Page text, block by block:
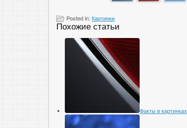
Posted in: Картинки
Похожие статьи
Факты в картинках